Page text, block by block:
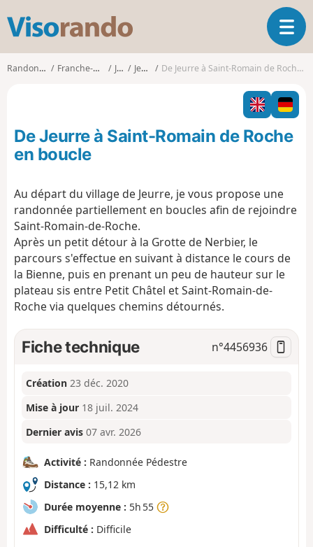
s
o
o
O
u
i
r
l
a
g
i
Randonnées Franche-Comté Jura Jeurre De Jeurre à Saint-Romain de Roche en boucle
De Jeurre à Saint-Romain de Roche
en boucle
Au départ du village de Jeurre, je vous propose une
randonnée partiellement en boucles afin de rejoindre
Saint-Romain-de-Roche.
Après un petit détour à la Grotte de Nerbier, le
parcours s'effectue en suivant à distance le cours de
la Bienne, puis en prenant un peu de hauteur sur le
plateau sis entre Petit Châtel et Saint-Romain-de-
Roche via quelques chemins détournés.
Fiche technique n°4456936
Création 23 déc. 2020
Mise à jour 18 juil. 2024
Dernier avis 07 avr. 2026
Activité : Randonnée Pédestre
Distance : 15,12 km
Durée moyenne : 5h 55
Difficulté : Difficile